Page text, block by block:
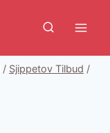
/ Sjippetov Tilbud /